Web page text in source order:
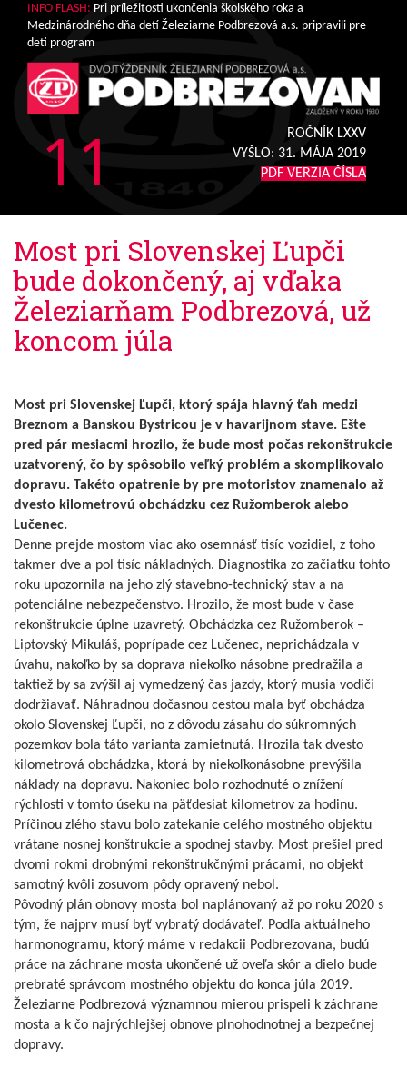
INFO FLASH: Pri príležitosti ukončenia školského roka a
Medzinárodného dňa detí Železiarne Podbrezová a.s. pripravili pre
deti program
11
ROČNÍK LXXV
VYŠLO: 31. MÁJA 2019
PDF VERZIA ČÍSLA
Most pri Slovenskej Ľupči
bude dokončený, aj vďaka
Železiarňam Podbrezová, už
koncom júla
Most pri Slovenskej Ľupči, ktorý spája hlavný ťah medzi
Breznom a Banskou Bystricou je v havarijnom stave. Ešte
pred pár mesiacmi hrozilo, že bude most počas rekonštrukcie
uzatvorený, čo by spôsobilo veľký problém a skomplikovalo
dopravu. Takéto opatrenie by pre motoristov znamenalo až
dvesto kilometrovú obchádzku cez Ružomberok alebo
Lučenec.
Denne prejde mostom viac ako osemnásť tisíc vozidiel, z toho
takmer dve a pol tisíc nákladných. Diagnostika zo začiatku tohto
roku upozornila na jeho zlý stavebno-technický stav a na
potenciálne nebezpečenstvo. Hrozilo, že most bude v čase
rekonštrukcie úplne uzavretý. Obchádzka cez Ružomberok –
Liptovský Mikuláš, poprípade cez Lučenec, neprichádzala v
úvahu, nakoľko by sa doprava niekoľko násobne predražila a
taktiež by sa zvýšil aj vymedzený čas jazdy, ktorý musia vodiči
dodržiavať. Náhradnou dočasnou cestou mala byť obchádza
okolo Slovenskej Ľupči, no z dôvodu zásahu do súkromných
pozemkov bola táto varianta zamietnutá. Hrozila tak dvesto
kilometrová obchádzka, ktorá by niekoľkonásobne prevýšila
náklady na dopravu. Nakoniec bolo rozhodnuté o znížení
rýchlosti v tomto úseku na päťdesiat kilometrov za hodinu.
Príčinou zlého stavu bolo zatekanie celého mostného objektu
vrátane nosnej konštrukcie a spodnej stavby. Most prešiel pred
dvomi rokmi drobnými rekonštrukčnými prácami, no objekt
samotný kvôli zosuvom pôdy opravený nebol.
Pôvodný plán obnovy mosta bol naplánovaný až po roku 2020 s
tým, že najprv musí byť vybratý dodávateľ. Podľa aktuálneho
harmonogramu, ktorý máme v redakcii Podbrezovana, budú
práce na záchrane mosta ukončené už oveľa skôr a dielo bude
prebraté správcom mostného objektu do konca júla 2019.
Železiarne Podbrezová významnou mierou prispeli k záchrane
mosta a k čo najrýchlejšej obnove plnohodnotnej a bezpečnej
dopravy.